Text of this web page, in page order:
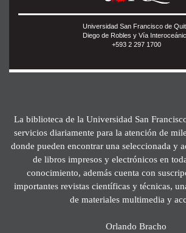
Universidad San Francisco de
Diego de Robles y Vía
+593 2 297 1700
La biblioteca de la Universidad San
servicios diariamente para la atención de
donde pueden encontrar una seleccionada y
de libros impresos y electrónicos en
conocimiento, además cuenta con
importantes revistas científicas y técnicas,
de materiales multimedia y
Orlando Bracho